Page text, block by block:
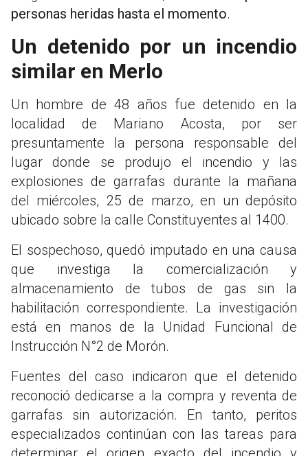
personas heridas hasta el momento.
Un detenido por un incendio
similar en Merlo
Un hombre de 48 años fue detenido en la
localidad de Mariano Acosta, por ser
presuntamente la persona responsable del
lugar donde se produjo el incendio y las
explosiones de garrafas durante la mañana
del miércoles, 25 de marzo, en un depósito
ubicado sobre la calle Constituyentes al 1400.
El sospechoso, quedó imputado en una causa
que investiga la comercialización y
almacenamiento de tubos de gas sin la
habilitación correspondiente. La investigación
está en manos de la Unidad Funcional de
Instrucción N°2 de Morón.
Fuentes del caso indicaron que el detenido
reconoció dedicarse a la compra y reventa de
garrafas sin autorización. En tanto, peritos
especializados continúan con las tareas para